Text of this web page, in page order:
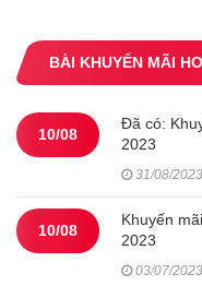
BÀI KHUYẾN MÃI
10/08
Đã có:
2023
31/08/
10/08
Khuyến
2023
03/07/